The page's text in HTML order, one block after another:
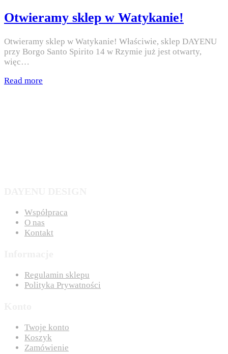
Otwieramy sklep w Watykanie!
Otwieramy sklep w Watykanie! Właściwie, sklep DAYENU
przy Borgo Santo Spirito 14 w Rzymie już jest otwarty,
więc…
Read more
Współpraca
O nas
Kontakt
Regulamin sklepu
Polityka Prywatności
Twoje konto
Koszyk
Zamówienie